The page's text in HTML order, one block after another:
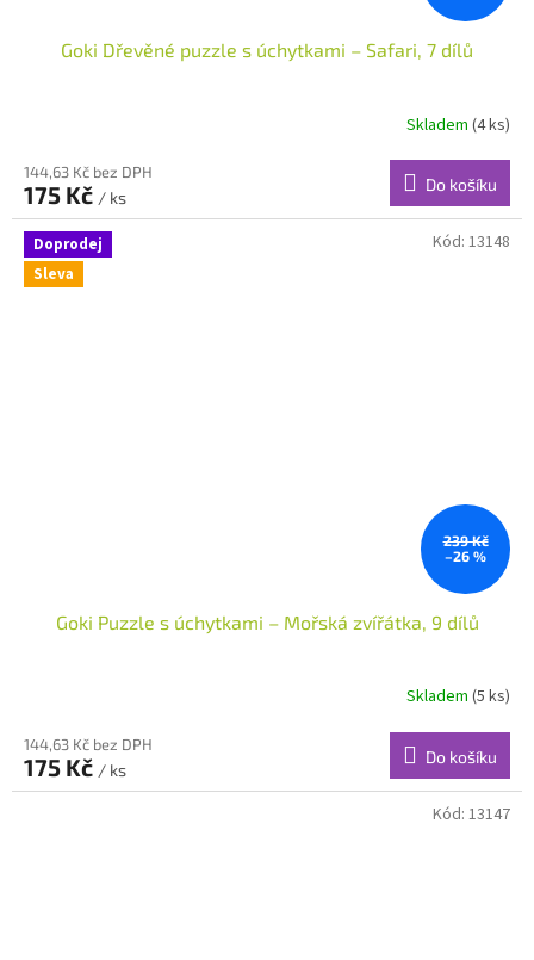
Goki Dřevěné puzzle s úchytkami – Safari, 7 dílů
Skladem (4 ks)
144,63 Kč bez DPH
175 Kč / ks
Do košíku
Doprodej
Sleva
239 Kč
–26 %
Goki Puzzle s úchytkami – Mořská zvířátka, 9 dílů
Skladem (5 ks)
144,63 Kč bez DPH
175 Kč / ks
Do košíku
Kód: 13148
Kód: 13147